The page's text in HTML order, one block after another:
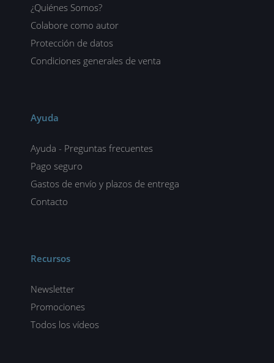
¿Quiénes Somos?
Colabore como autor
Protección de datos
Condiciones generales de venta
Ayuda
Ayuda - Preguntas frecuentes
Pago seguro
Gastos de envío y plazos de entrega
Contacto
Recursos
Newsletter
Promociones
Todos los vídeos